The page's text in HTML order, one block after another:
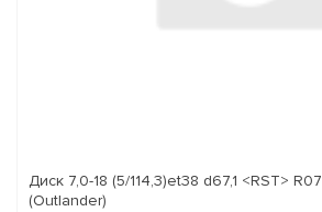
Диск 7,0-18 (5/114,3)et38 d67,1 <RST>
(Outlander)